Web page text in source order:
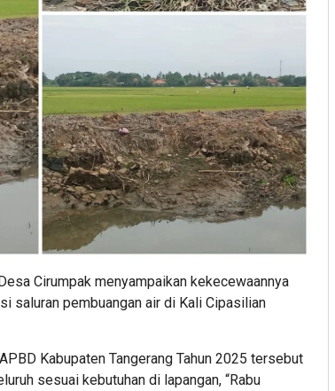
Cirumpak menyampaikan kekecewaannya
saluran pembuangan air di Kali Cipasilian
Kabupaten Tangerang Tahun 2025 tersebut
sesuai kebutuhan di lapangan, “Rabu